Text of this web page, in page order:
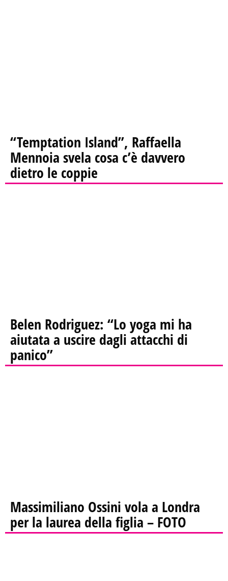
“Temptation Island”, Raffaella
Mennoia svela cosa c’è davvero
dietro le coppie
Belen Rodriguez: “Lo yoga mi ha
aiutata a uscire dagli attacchi di
panico”
Massimiliano Ossini vola a Londra
per la laurea della figlia – FOTO